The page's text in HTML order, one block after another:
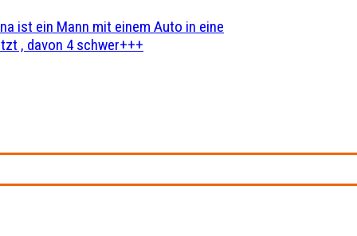
ist ein Mann mit einem Auto in eine
, davon 4 schwer+++